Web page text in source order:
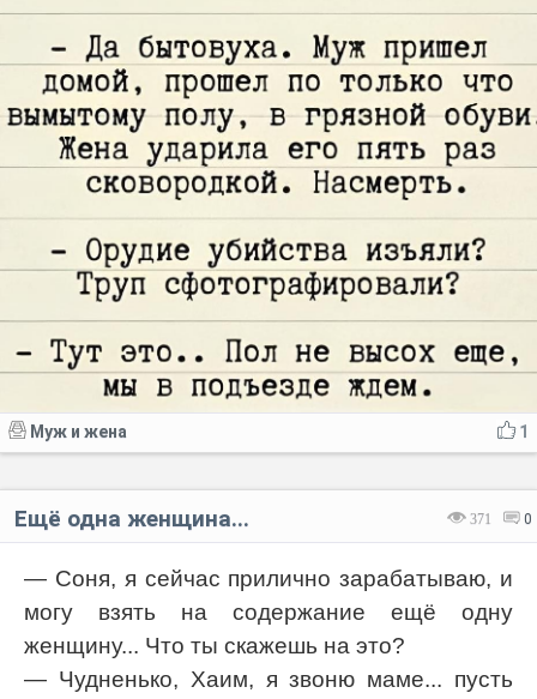
1
Муж и жена
371 0
Ещё одна женщина...
— Соня, я сейчас прилично зарабатываю, и
могу взять на содержание ещё одну
женщину... Что ты скажешь на это?
— Чудненько, Хаим, я звоню маме... пусть